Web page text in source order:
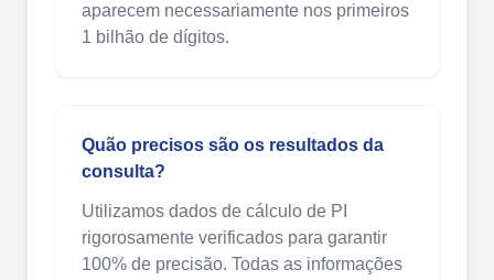
aparecem necessariamente nos primeiros
1 bilhão de dígitos.
Quão precisos são os resultados da
consulta?
Utilizamos dados de cálculo de PI
rigorosamente verificados para garantir
100% de precisão. Todas as informações